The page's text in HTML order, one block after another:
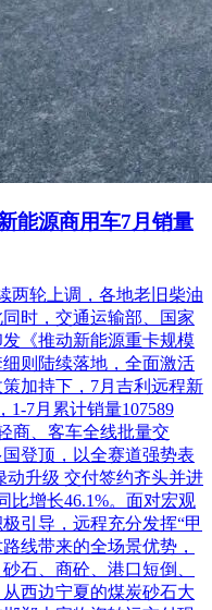
能源商用车7月销量
两轮上调，各地老旧柴油
时，交通运输部、国家
《推动新能源重卡规模
则陆续落地，全面激活
加持下，7月吉利远程新
1-7月累计销量107589
商、客车全线批量交
登顶，以全赛道强势表
动升级 交付签约齐头并进
比增长46.1%。面对宏观
引导，远程充分发挥“甲
线带来的全场景优势，
石、商砼、港口短倒、
西边宁夏的煤炭砂石大